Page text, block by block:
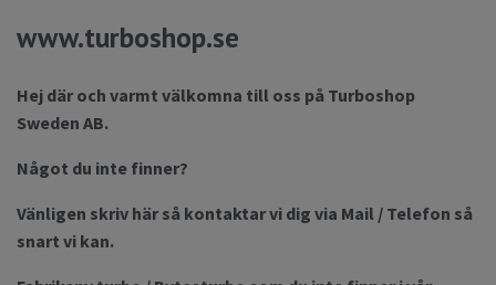
www.turboshop.se
Hej där och varmt välkomna till oss på Turboshop
Sweden AB.
Något du inte finner?
Vänligen skriv här så kontaktar vi dig via Mail / Telefon så
snart vi kan.